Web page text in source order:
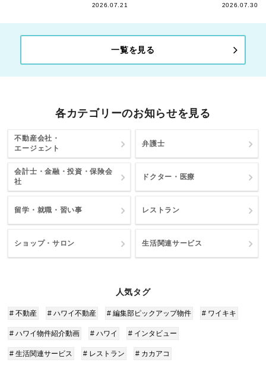
2026.07.21 2026.07.30
一覧を見る
各カテゴリーのお知らせを見る
不動産会社・
エージェント
弁護士
会計士・金融・投資・保険会
社
ドクター・医療
留学・就職・習い事 レストラン
ショップ・サロン 生活関連サービス
人気タグ
# 不動産 # ハワイ不動産 # 編集部ピックアップ物件 # ワイキキ
# ハワイ物件紹介動画 # ハワイ # インタビュー
# 生活関連サービス # レストラン # カカアコ